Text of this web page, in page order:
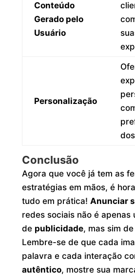
Conteúdo
Gerado pelo
Usuário
Personalização
Conclusão
Agora que você já tem as
estratégias em mãos, é
tudo em prática! Anunciar
redes sociais não é apenas
de publicidade, mas sim de
Lembre-se de que cada
palavra e cada interação
autêntico, mostre sua